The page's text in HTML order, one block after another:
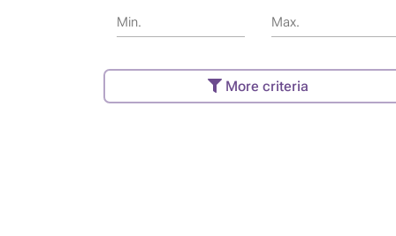
Min. Max.
More criteria